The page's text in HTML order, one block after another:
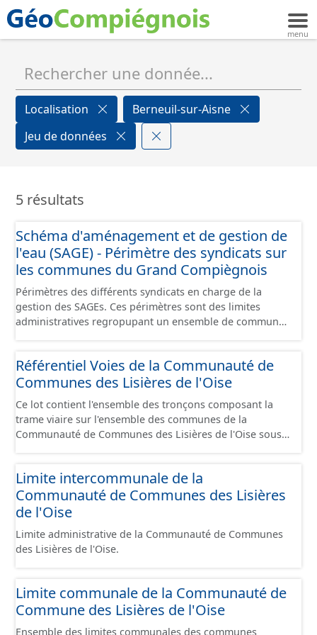
Localisation
Berneuil-sur-Aisne
Jeu de données
5 résultats
Schéma d'aménagement et de gestion de
l'eau (SAGE) - Périmètre des syndicats sur
les communes du Grand Compiègnois
Périmètres des différents syndicats en charge de la
gestion des SAGEs. Ces périmètres sont des limites
administratives regropupant un ensemble de communes
diverses : - SAGE, - GEMA (Gestion des Milieux
Aquatiques) - Ruissellement. Le ou les périmètres du
données.
Référentiel Voies de la Communauté de
Communes des Lisières de l'Oise
Ce lot contient l'ensemble des tronçons composant la
trame viaire sur l'ensemble des communes de la
Communauté de Communes des Lisières de l'Oise sous
par un libellé de voie. Un tronçon appartient à une ou
deux communes. Un tronçon représente, le plus
souvent, le centre de la chaussée. Les tronçons de voies
correspondent à des intersections ou des jonctions, sauf
dans le cas d'un chevauchement (cf paragraphe suivant).
(franchissement d’un tronçon routier ou ferré) : les
tronçons se croisent sans se couper. Un tronçon
commence à une intersection ou une jonction et se
Limite intercommunale de la
Communauté de Communes des Lisières
de l'Oise
Limite administrative de la Communauté de Communes
des Lisières de l'Oise.
Limite communale de la Communauté de
Commune des Lisières de l'Oise
Ensemble des limites communales des communes